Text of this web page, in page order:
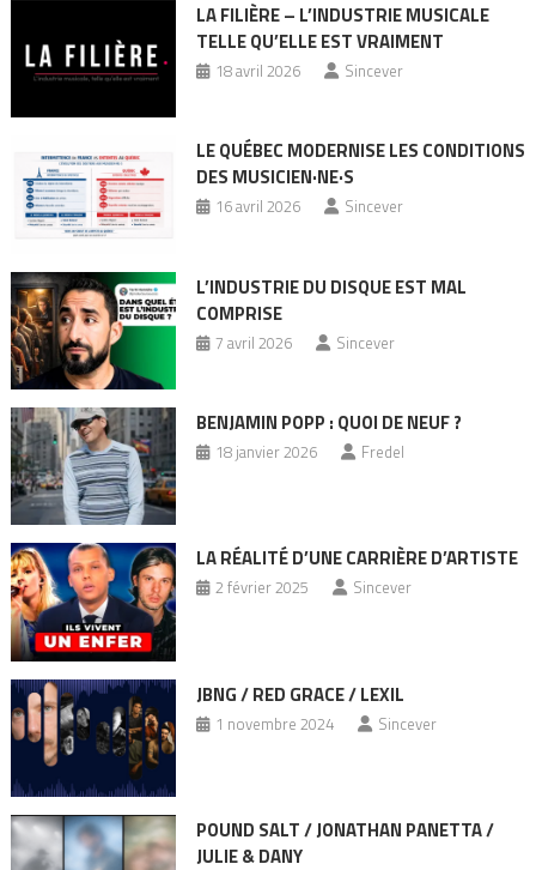
LA FILIÈRE – L’INDUSTRIE MUSICALE
TELLE QU’ELLE EST VRAIMENT
18 avril 2026 Sincever
LE QUÉBEC MODERNISE LES CONDITIONS
DES MUSICIEN·NE·S
16 avril 2026 Sincever
L’INDUSTRIE DU DISQUE EST MAL
COMPRISE
7 avril 2026 Sincever
BENJAMIN POPP : QUOI DE NEUF ?
18 janvier 2026 Fredel
LA RÉALITÉ D’UNE CARRIÈRE D’ARTISTE
2 février 2025 Sincever
JBNG / RED GRACE / LEXIL
1 novembre 2024 Sincever
POUND SALT / JONATHAN PANETTA /
JULIE & DANY